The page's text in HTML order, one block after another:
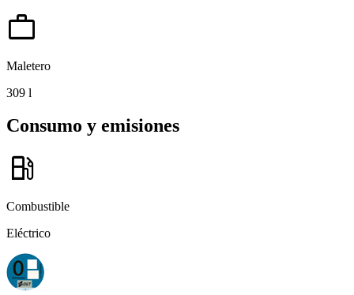
work
Maletero
309 l
Consumo y emisiones
local_gas_station
Combustible
Eléctrico